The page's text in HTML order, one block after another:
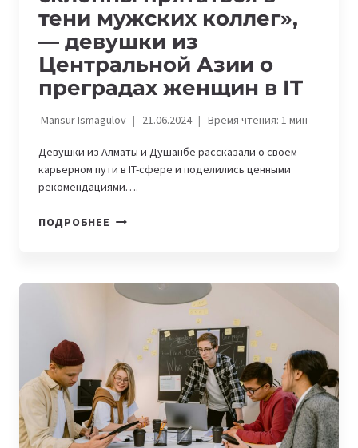
тени мужских коллег»,
— девушки из
Центральной Азии о
преградах женщин в IT
Mansur Ismagulov 21.06.2024 Время чтения: 1мин
Девушки из Алматы и Душанбе рассказали о своем
карьерном пути в IT-сфере и поделились ценными
рекомендациями….
ПОДРОБНЕЕ WOMENINTECH.
ПРЯТАТЬСЯ
МУЖСКИХ
КОЛЛЕГ»,
—
ДЕВУШКИ
ИЗ
ЦЕНТРАЛЬНОЙ